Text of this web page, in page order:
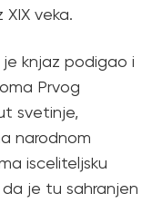
veka.
je knjaz podigao i
Prvog
svetinje,
narodnom
isceliteljsku
je tu sahranjen